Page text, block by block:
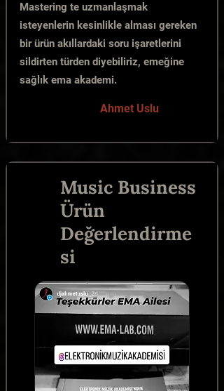
Mastering te uzmanlaşmak
isteyenlerin kesinlikle alması gereken
bir ürün akıllardaki soru işaretlerini
sildirten türden diyebiliriz, emeğine
sağlık ema akademi.
Ahmet Uslu
Music Business
Ürün
Değerlendirme
si